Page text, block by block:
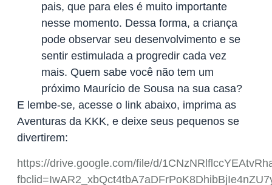
pais, que para eles é muito importante
nesse momento. Dessa forma, a criança
pode observar seu desenvolvimento e se
sentir estimulada a progredir cada vez
mais. Quem sabe você não tem um
próximo Maurício de Sousa na sua casa?
E lembe-se, acesse o link abaixo, imprima as
Aventuras da KKK, e deixe seus pequenos se
divertirem:
https://drive.google.com/file/d/